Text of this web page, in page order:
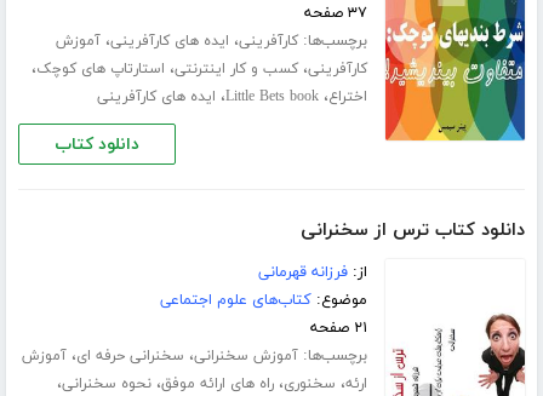
۳۷ صفحه
برچسب‌ها:کارآفرینی، ایده های کارآفرینی،آموزش
کارآفرینی،کسب و کار اینترنتی، استارتاپ های کوچک،
اختراع،Little Bets book، ایده های کارآفرینی
دانلود کتاب
دانلود کتاب ترس از سخنرانی
از:فرزانه قهرمانی
موضوع:کتاب‌های علوم اجتماعی
۲۱ صفحه
برچسب‌ها:آموزش سخنرانی، سخنرانی حرفه ای،آموزش
ارئه، سخنوری،راه های ارائه موفق،نحوه سخنرانی،